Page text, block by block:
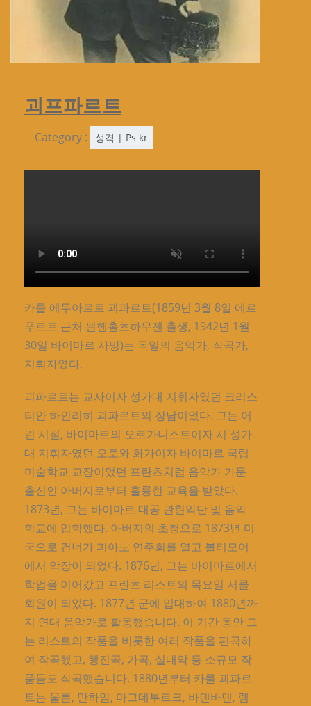
괴프파르트
Category : 성격 | Ps kr
카를 에두아르트 괴파르트(1859년 3월 8일 에르
푸르트 근처 묀헨홀츠하우젠 출생, 1942년 1월
30일 바이마르 사망)는 독일의 음악가, 작곡가,
지휘자였다.
괴파르트는 교사이자 성가대 지휘자였던 크리스
티안 하인리히 괴파르트의 장남이었다. 그는 어
린 시절, 바이마르의 오르가니스트이자 시 성가
대 지휘자였던 오토와 화가이자 바이마르 국립
미술학교 교장이었던 프란츠처럼 음악가 가문
출신인 아버지로부터 훌륭한 교육을 받았다.
1873년, 그는 바이마르 대공 관현악단 및 음악
학교에 입학했다. 아버지의 초청으로 1873년 미
국으로 건너가 피아노 연주회를 열고 볼티모어
에서 악장이 되었다. 1876년, 그는 바이마르에서
학업을 이어갔고 프란츠 리스트의 목요일 서클
회원이 되었다. 1877년 군에 입대하여 1880년까
지 연대 음악가로 활동했습니다. 이 기간 동안 그
는 리스트의 작품을 비롯한 여러 작품을 편곡하
여 작곡했고, 행진곡, 가곡, 실내악 등 소규모 작
품들도 작곡했습니다. 1880년부터 카를 괴파르
트는 울름, 만하임, 마그데부르크, 바덴바덴, 렘